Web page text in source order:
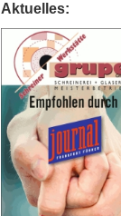
Aktuelles: